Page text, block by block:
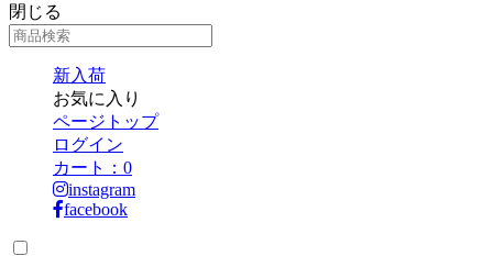
閉じる
新入荷
お気に入り
ページトップ
ログイン
カート： 0
instagram
facebook